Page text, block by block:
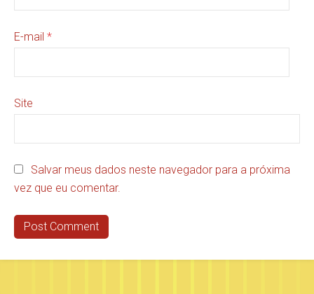
E-mail *
Site
Salvar meus dados neste navegador para a próxima
vez que eu comentar.